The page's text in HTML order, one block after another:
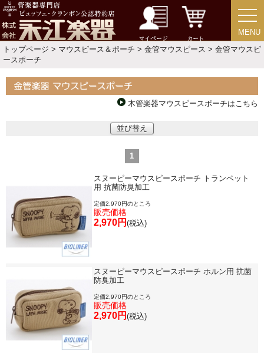
マイページ カート
MENU
MENU
トップページ > マウスピース＆ポーチ > 金管マウスピース > 金管マウスピ
ースポーチ
木管楽器マウスピースポーチはこちら
並び替え
1
スヌーピーマウスピースポーチ トランペット
用 抗菌防臭加工
定価2,970円のところ
販売価格
2,970円 (税込)
スヌーピーマウスピースポーチ ホルン用 抗菌
防臭加工
定価2,970円のところ
販売価格
2,970円 (税込)
新規会員登録 ログイン・マイページ
ご利用ガイド サポート・保証
よくあるご質問
特定商取引法 プライバシー・ポリシー